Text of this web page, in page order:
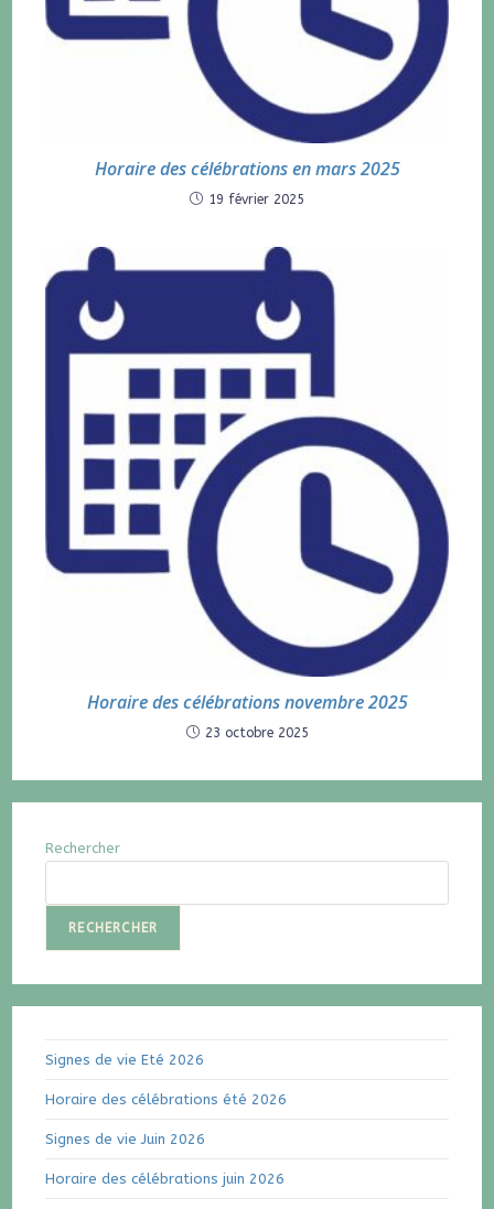
Horaire des célébrations en mars 2025
19 février 2025
Horaire des célébrations novembre 2025
23 octobre 2025
Rechercher
RECHERCHER
Signes de vie Eté 2026
Horaire des célébrations été 2026
Signes de vie Juin 2026
Horaire des célébrations juin 2026